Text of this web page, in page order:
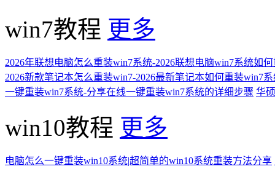
win7教程 更多
2026年联想电脑怎么重装win7系统-2026联想电脑win7系统如
2026新款笔记本怎么重装win7-2026最新笔记本如何重装win7
一键重装win7系统-分享在线一键重装win7系统的详细步骤 华
win10教程 更多
电脑怎么一键重装win10系统|超简单的win10系统重装方法分享